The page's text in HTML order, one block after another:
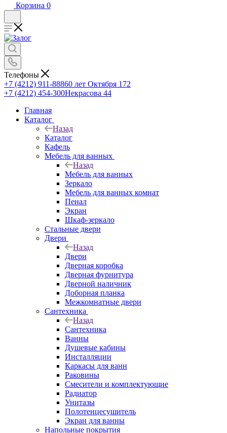
Корзина 0
Телефоны
+7 (4212) 911-88860 лет Октября 172
+7 (4212) 454-300Некрасова 44
Главная
Каталог
Назад
Каталог
Кафель
Мебель для ванных
Назад
Мебель для ванных
Зеркало
Мебель для ванных комнат
Пенал
Экран
Шкаф-зеркало
Стальные двери
Двери
Назад
Двери
Дверная коробка
Дверная фурнитура
Дверной наличник
Доборная планка
Межкомнатные двери
Сантехника
Назад
Сантехника
Ванны
Душевые кабины
Инсталляции
Каркасы для ванн
Раковины
Смесители и комплектующие
Радиатор
Унитазы
Полотенцесушитель
Экран для ванны
Напольные покрытия